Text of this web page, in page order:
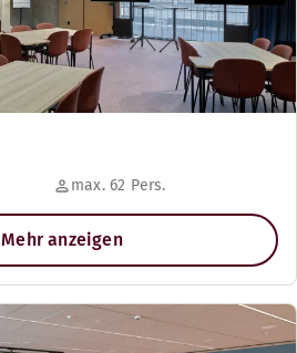
max. 62 Pers.
Mehr anzeigen